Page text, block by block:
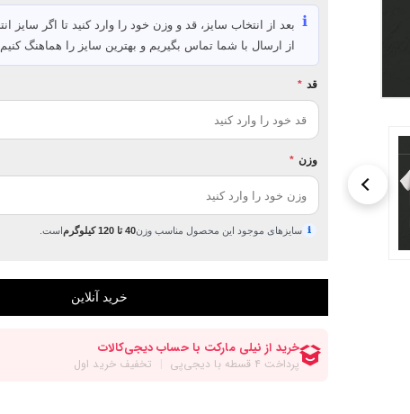
ℹ️ بعد از انتخاب سایز، قد و وزن خود را وارد کنید تا اگر سایز
از ارسال با شما تماس بگیریم و بهترین سایز را هماهنگ
قد *
وزن *
ℹ سایزهای موجود این محصول مناسب وزن40 تا 120 کیلوگرم است.